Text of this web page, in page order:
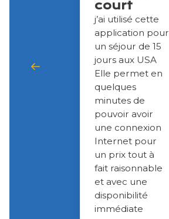
court
j’ai utilisé cette
application pour
un séjour de 15
jours aux USA
Elle permet en
quelques
minutes de
pouvoir avoir
une connexion
Internet pour
un prix tout à
fait raisonnable
et avec une
disponibilité
immédiate